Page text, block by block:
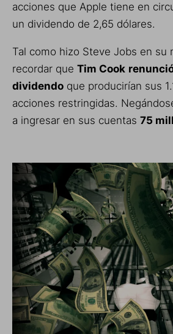
acciones que Apple tiene en
un dividendo de 2,65 dólares.
Tal como hizo Steve Jobs en su
recordar que Tim Cook
dividendo que producirían sus
acciones restringidas.
a ingresar en sus cuentas 75